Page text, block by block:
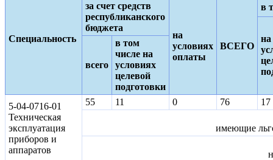
Специальность
за счет средств
республиканского
бюджета
на
условиях
оплаты
ВСЕГО
в
на
всего
в том
числе на
условиях
целевой
подготовки
5-04-0716-01
Техническая
эксплуатация
приборов и
аппаратов
55 11 0 76 17
имеющие